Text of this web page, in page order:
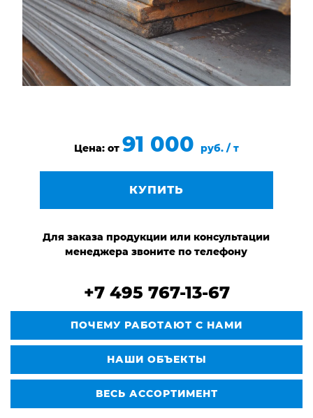
О НАС
БЛОГ
КОНТАКТЫ
Цена: от 91 000 руб. / т
КУПИТЬ
Для заказа продукции или консультации
менеджера звоните по телефону
+7 495 767-13-67
ПОЧЕМУ РАБОТАЮТ С НАМИ
НАШИ ОБЪЕКТЫ
ВЕСЬ АССОРТИМЕНТ